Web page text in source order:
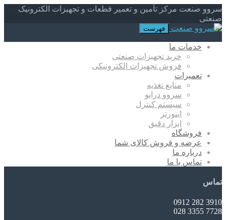
سروو صنعت مرکز تأمین و تعمیر قطعات و تجهیزات الکترونیک
صنعتی
فهرست
خدمات ما
خرید تجهیزات صنعتی
فروش تجهیزات الکترونیکی
تعمیرات
منابع تغذیه
سروو درایو
سیستم کنترل
اینورتر
ابزار دقیق
فروشگاه
عرضه و فروش کالای شما
درباره ما
تماس با ما
تماس
3910 282 0912
7728 3355 028